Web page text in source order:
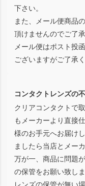
下さい。
また、メール便商品
頂けませんのでご了承
メール便はポスト投
ございますがご了承く
コンタクトレンズの
クリアコンタクトで
もメーカーより直接
様のお手元へお届け
ましたら当店とメー
万が一、商品に問題
の保管をお願い致しま